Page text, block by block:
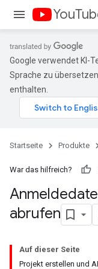
Google verwendet KI-
Sprache zu
enthalten.
Startseite Produkte
War das hilfreich?
abrufen
Auf dieser Seite
Projekt erstellen und